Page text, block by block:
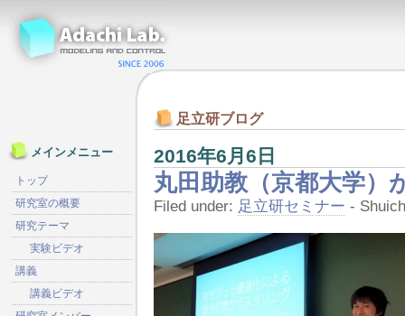
足立研ブログ
2016年6月6日
丸田助教（京都大学）
Filed under: 足立研セミナー -
メインメニュー
トップ
研究室の概要
研究テーマ
実験ビデオ
講義
講義ビデオ